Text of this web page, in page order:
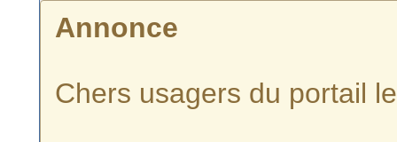
Annonce
Chers usagers du portail